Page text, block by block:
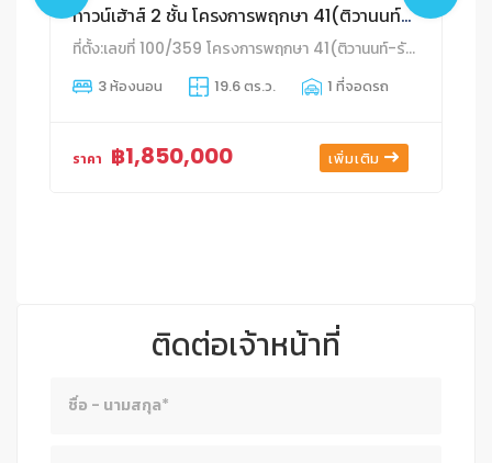
ทาวน์เฮ้าส์ 2 ชั้น โครงการพฤกษา 41(ติวานนท์-รังสิต)
ที่ตั้ง:เลขที่ 100/359 โครงการพฤกษา 41(ติวานนท์-รังสิต) ถนนติวานนท์
3 ห้องนอน 19.6 ตร.ว. 1 ที่จอดรถ
ราคา ฿1,850,000 เพิ่มเติม
ติดต่อเจ้าหน้าที่